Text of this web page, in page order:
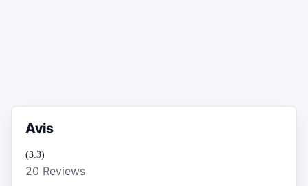
Avis
(3.3)
20 Reviews